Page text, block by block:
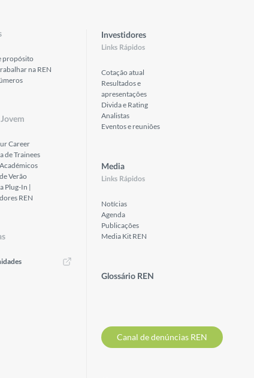
propósito
na REN
Career
de Trainees
Verão
Plug-In |
REN
Investidores
Links Rápidos
Cotação atual
Resultados e
apresentações
Divida e Rating
Analistas
Eventos e reuniões
Media
Links Rápidos
Notícias
Agenda
Publicações
Media Kit REN
Glossário REN
Canal de denúncias REN